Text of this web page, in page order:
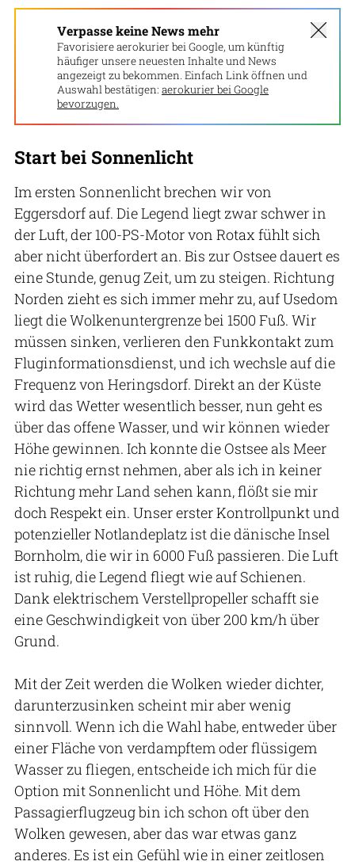
Verpasse keine News mehr
Favorisiere aerokurier bei Google, um künftig
häufiger unsere neuesten Inhalte und News
angezeigt zu bekommen. Einfach Link öffnen und
Auswahl bestätigen: aerokurier bei Google
bevorzugen.
Start bei Sonnenlicht
Im ersten Sonnenlicht brechen wir von
Eggersdorf auf. Die Legend liegt zwar schwer in
der Luft, der 100-PS-Motor von Rotax fühlt sich
aber nicht überfordert an. Bis zur Ostsee dauert es
eine Stunde, genug Zeit, um zu steigen. Richtung
Norden zieht es sich immer mehr zu, auf Usedom
liegt die Wolkenuntergrenze bei 1500 Fuß. Wir
müssen sinken, verlieren den Funkkontakt zum
Fluginformationsdienst, und ich wechsle auf die
Frequenz von Heringsdorf. Direkt an der Küste
wird das Wetter wesentlich besser, nun geht es
über das offene Wasser, und wir können wieder
Höhe gewinnen. Ich konnte die Ostsee als Meer
nie richtig ernst nehmen, aber als ich in keiner
Richtung mehr Land sehen kann, flößt sie mir
doch Respekt ein. Unser erster Kontrollpunkt und
potenzieller Notlandeplatz ist die dänische Insel
Bornholm, die wir in 6000 Fuß passieren. Die Luft
ist ruhig, die Legend fliegt wie auf Schienen.
Dank elektrischem Verstellpropeller schafft sie
eine Geschwindigkeit von über 200 km/h über
Grund.
Mit der Zeit werden die Wolken wieder dichter,
darunterzusinken scheint mir aber wenig
sinnvoll. Wenn ich die Wahl habe, entweder über
einer Fläche von verdampftem oder flüssigem
Wasser zu fliegen, entscheide ich mich für die
Option mit Sonnenlicht und Höhe. Mit dem
Passagierflugzeug bin ich schon oft über den
Wolken gewesen, aber das war etwas ganz
anderes. Es ist ein Gefühl wie in einer zeitlosen